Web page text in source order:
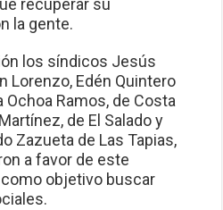
recuperar su
la gente.
los síndicos Jesús
Lorenzo, Edén Quintero
Ochoa Ramos, de Costa
de El Salado y
Zazueta de Las Tapias,
a favor de este
objetivo buscar